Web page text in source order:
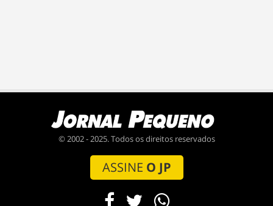
© 2002 - 2025. Todos os direitos reservados
ASSINE O JP